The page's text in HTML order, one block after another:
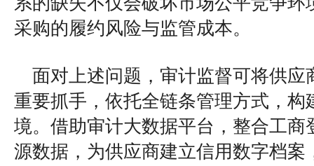
采购的履约风险与监管成本。
面对上述问题，审计监督可将供应
重要抓手，依托全链条管理方式，构
境。借助审计大数据平台，整合工商
源数据，为供应商建立信用数字档案